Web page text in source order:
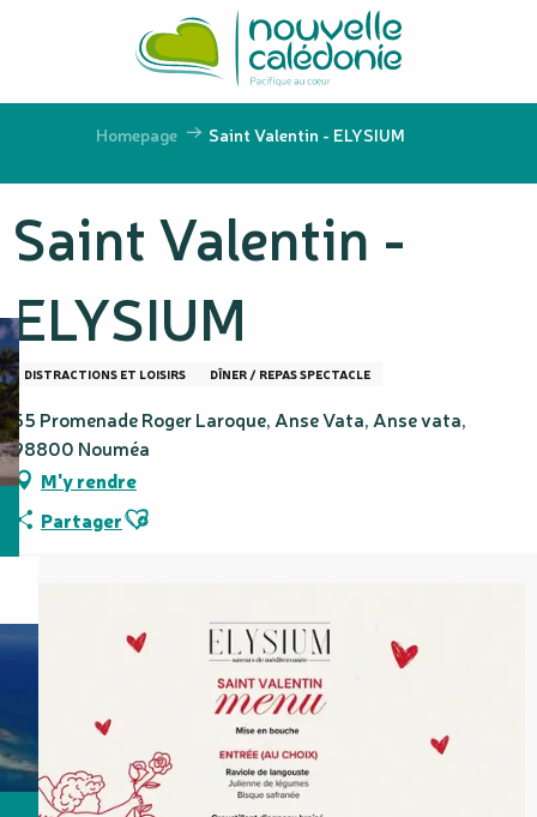
principal
Homepage Saint Valentin - ELYSIUM
Saint Valentin -
ELYSIUM
DISTRACTIONS ET LOISIRS DÎNER / REPAS SPECTACLE
55 Promenade Roger Laroque, Anse Vata, Anse vata,
98800 Nouméa
M'y rendre
PartagerAjouter aux favoris